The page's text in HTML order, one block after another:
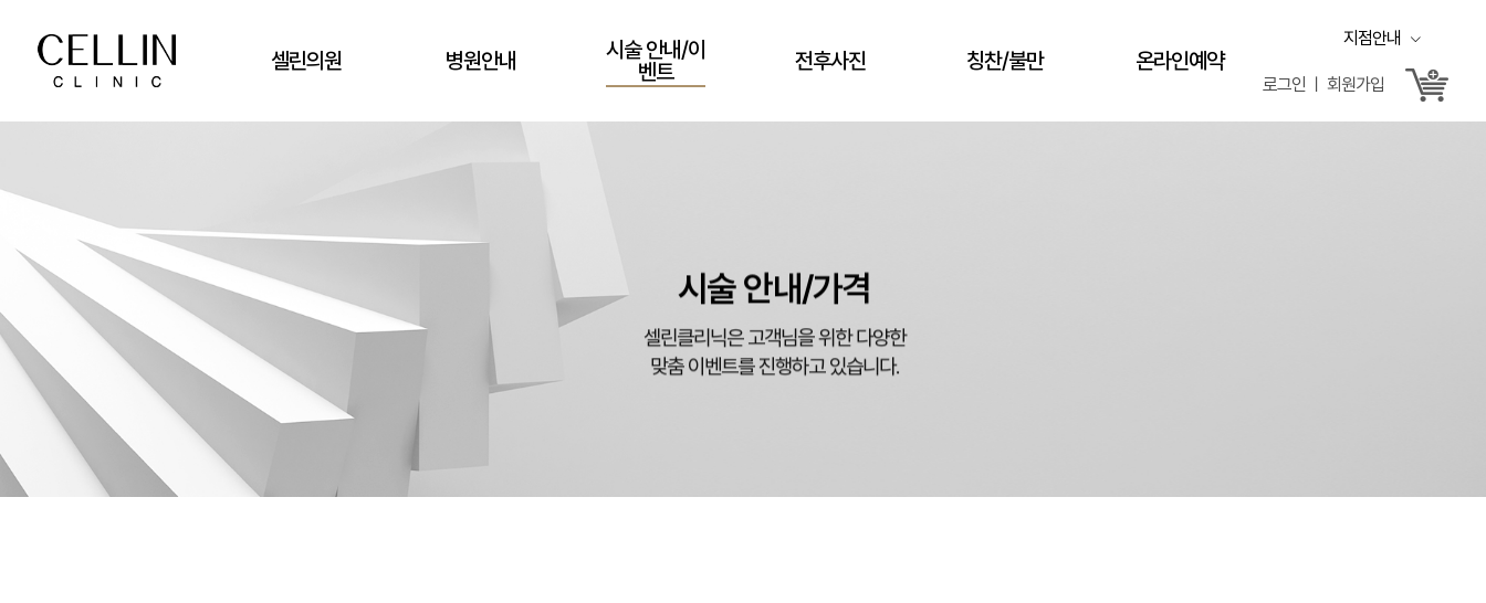
지점안내
로그인 ㅣ 회원가입
셀린의원 병원안내
시술 안내/이
벤트
전후사진 칭찬/불만 온라인예약
시술 안내/가격
셀린클리닉은 고객님을 위한 다양한
맞춤 이벤트를 진행하고 있습니다.